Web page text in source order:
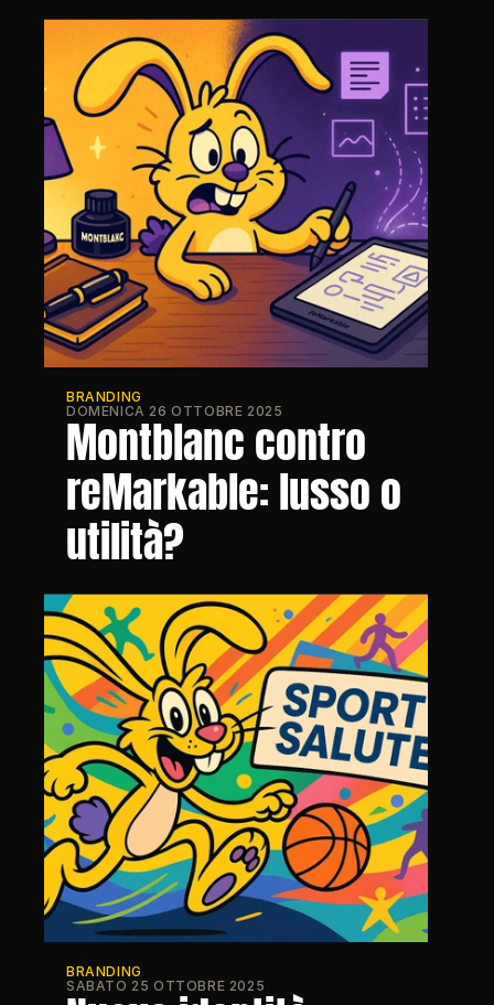
BRANDING
DOMENICA 26 OTTOBRE 2025
Montblanc contro
reMarkable: lusso o
utilità?
BRANDING
SABATO 25 OTTOBRE 2025